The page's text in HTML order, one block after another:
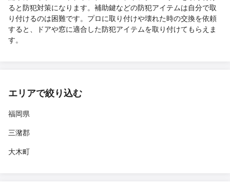
ると防犯対策になります。補助鍵などの防犯アイテムは自分で取
り付けるのは困難です。プロに取り付けや壊れた時の交換を依頼
すると、ドアや窓に適合した防犯アイテムを取り付けてもらえま
す。
エリアで絞り込む
福岡県
三潴郡
大木町